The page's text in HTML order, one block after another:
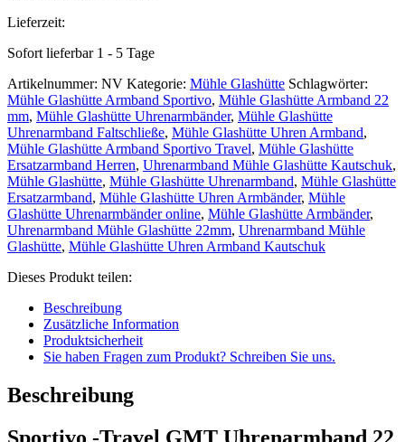
Lieferzeit:
Sofort lieferbar 1 - 5 Tage
Artikelnummer: NV Kategorie: Mühle Glashütte Schlagwörter:
Mühle Glashütte Armband Sportivo, Mühle Glashütte Armband 22
mm, Mühle Glashütte Uhrenarmbänder, Mühle Glashütte
Uhrenarmband Faltschließe, Mühle Glashütte Uhren Armband,
Mühle Glashütte Armband Sportivo Travel, Mühle Glashütte
Ersatzarmband Herren, Uhrenarmband Mühle Glashütte Kautschuk,
Mühle Glashütte, Mühle Glashütte Uhrenarmband, Mühle Glashütte
Ersatzarmband, Mühle Glashütte Uhren Armbänder, Mühle
Glashütte Uhrenarmbänder online, Mühle Glashütte Armbänder,
Uhrenarmband Mühle Glashütte 22mm, Uhrenarmband Mühle
Glashütte, Mühle Glashütte Uhren Armband Kautschuk
Dieses Produkt teilen:
Beschreibung
Zusätzliche Information
Produktsicherheit
Sie haben Fragen zum Produkt? Schreiben Sie uns.
Beschreibung
Sportivo -Travel GMT Uhrenarmband 22